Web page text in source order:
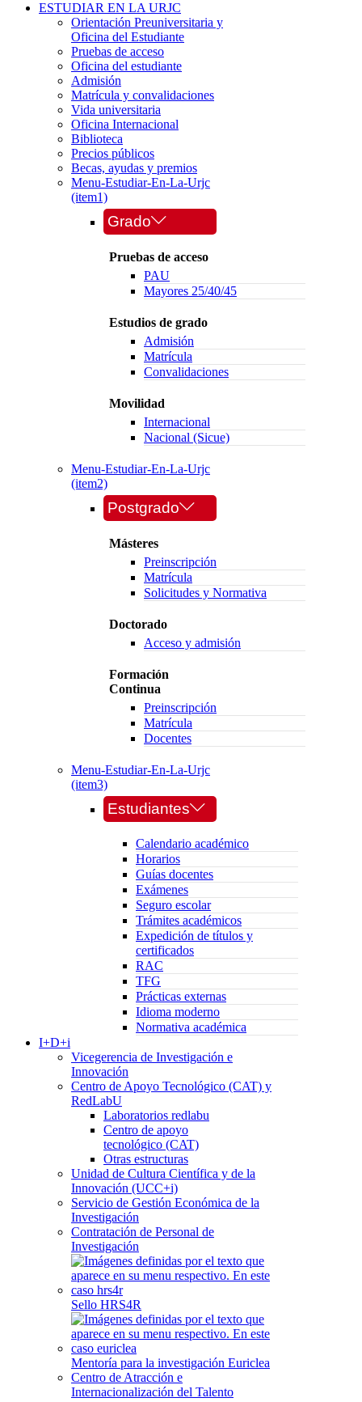
ESTUDIAR EN LA URJC
Orientación Preuniversitaria y
Oficina del Estudiante
Pruebas de acceso
Oficina del estudiante
Admisión
Matrícula y convalidaciones
Vida universitaria
Oficina Internacional
Biblioteca
Precios públicos
Becas, ayudas y premios
Menu-Estudiar-En-La-Urjc
(item1)
Grado
Pruebas de acceso
PAU
Mayores 25/40/45
Estudios de grado
Admisión
Matrícula
Convalidaciones
Movilidad
Internacional
Nacional (Sicue)
Menu-Estudiar-En-La-Urjc
(item2)
Postgrado
Másteres
Preinscripción
Matrícula
Solicitudes y Normativa
Doctorado
Acceso y admisión
Formación
Continua
Preinscripción
Matrícula
Docentes
Menu-Estudiar-En-La-Urjc
(item3)
Estudiantes
Calendario académico
Horarios
Guías docentes
Exámenes
Seguro escolar
Trámites académicos
Expedición de títulos y
certificados
RAC
TFG
Prácticas externas
Idioma moderno
Normativa académica
I+D+i
Vicegerencia de Investigación e
Innovación
Centro de Apoyo Tecnológico (CAT) y
RedLabU
Laboratorios redlabu
Centro de apoyo
tecnológico (CAT)
Otras estructuras
Unidad de Cultura Científica y de la
Innovación (UCC+i)
Servicio de Gestión Económica de la
Investigación
Contratación de Personal de
Investigación
Sello HRS4R
Mentoría para la investigación Euriclea
Centro de Atracción e
Internacionalización del Talento